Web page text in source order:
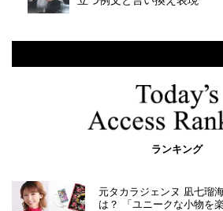
ランキング
元タカラジェンヌ 凪七瑠
は？ 「ユニークな小物を